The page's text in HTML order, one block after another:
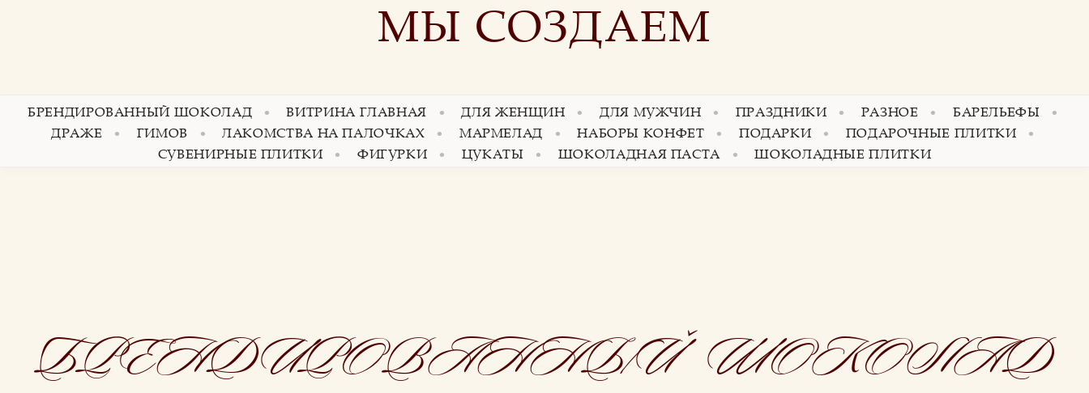
МЫ СОЗДАЕМ
БРЕНДИРОВАННЫЙ ШОКОЛАД ВИТРИНА ГЛАВНАЯ ДЛЯ ЖЕНЩИН ДЛЯ МУЖЧИН ПРАЗДНИКИ РАЗНОЕ
БАРЕЛЬЕФЫ
ДРАЖЕ
ГИМОВ ЛАКОМСТВА НА ПАЛОЧКАХ МАРМЕЛАД НАБОРЫ КОНФЕТ ПОДАРКИ
ПОДАРОЧНЫЕ ПЛИТКИ
СУВЕНИРНЫЕ ПЛИТКИ
ФИГУРКИ ЦУКАТЫ ШОКОЛАДНАЯ ПАСТА ШОКОЛАДНЫЕ ПЛИТКИ
БРЕНДИРОВАННЫЙ ШОКОЛАД